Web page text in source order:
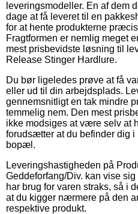
leveringsmodeller. En af dem
dage at få leveret til en
for at hente produkterne
Fragtformen er nemlig meget
mest prisbevidste løsning til
Release Stinger Hardlure.
Du bør ligeledes prøve at få
eller ud til din arbejdsplads.
gennemsnitligt en tak mindre
temmelig nem. Den mest
ikke modsiges at være selv at
forudsætter at du befinder dig
bopæl.
Leveringshastigheden på
Geddeforfang/Div. kan vise
har brug for varen straks, så i
at du kigger nærmere på den
respektive produkt.